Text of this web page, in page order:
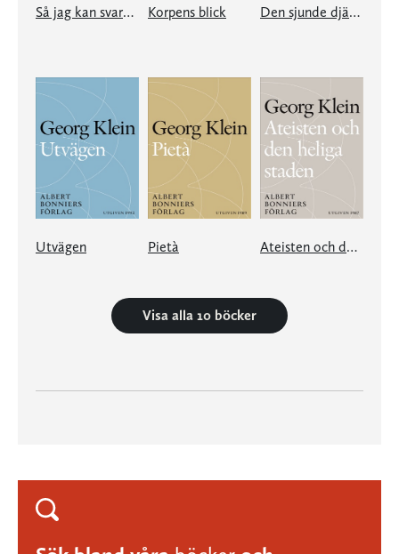
Så jag kan svara döden, när den kommer Korpens blick Den sjunde djävulen
Utvägen Pietà Ateisten och den heliga staden
Visa alla 10 böcker